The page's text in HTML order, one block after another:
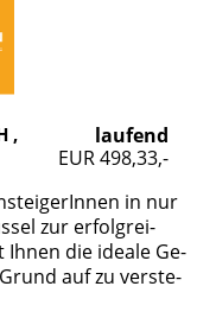
laufend
EUR 498,33,-
,
in nur
zur er­folg­rei­
Ih­nen die idea­le Ge­
auf zu ver­ste­